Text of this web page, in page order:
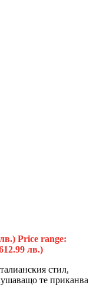
Price range:
лв.)
стил,
те приканва